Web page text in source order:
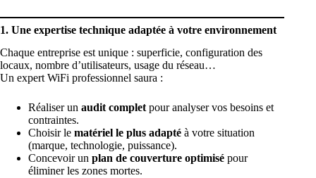
1. Une expertise technique adaptée à votre environnement
Chaque entreprise est unique : superficie, configuration des
locaux, nombre d’utilisateurs, usage du réseau…
Un expert WiFi professionnel saura :
Réaliser un audit completpour analyser vos besoins et
contraintes.
Choisir le matériel le plus adapté à votre situation
(marque, technologie, puissance).
Concevoir un plan de couverture optimisé pour
éliminer les zones mortes.